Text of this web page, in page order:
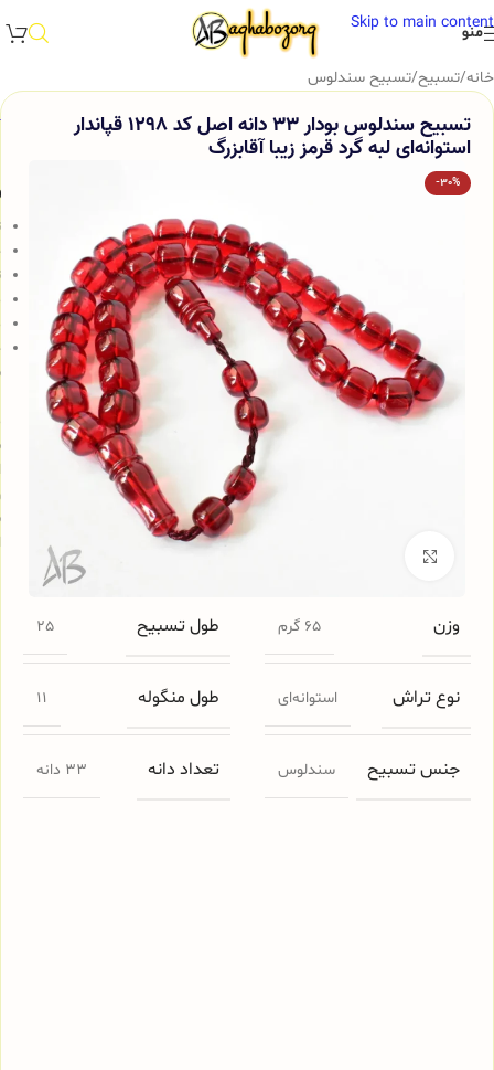
Skip to main content
منو
خانه/تسبیح/تسبیح سندلوس
تسبیح سندلوس بودار 33 دانه اصل کد 1298 قپاندار
استوانه‌ای لبه گرد قرمز زیبا آقابزرگ
-30%
وزن 65 گرم طول تسبیح 25
نوع تراش استوانه‌ای طول منگوله 11
جنس تسبیح سندلوس تعداد دانه 33 دانه